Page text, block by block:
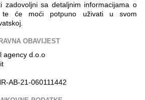
zadovoljni sa detaljnim informacijama o
te će moći potpuno uživati u svom
OBAVIJEST
agency d.o.o
AB-21-060111442